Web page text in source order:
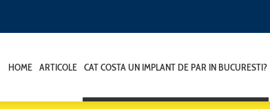
HOME ARTICOLE CAT COSTA UN IMPLANT DE PAR IN BUCURESTI?